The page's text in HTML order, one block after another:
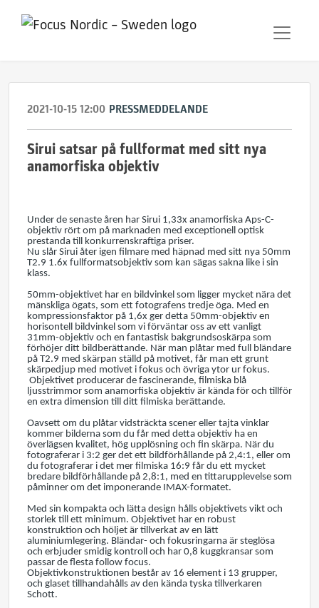
2021-10-15 12:00 PRESSMEDDELANDE
Sirui satsar på fullformat med sitt nya
anamorfiska objektiv
Under de senaste åren har Sirui 1,33x anamorfiska Aps-C-
objektiv rört om på marknaden med exceptionell optisk
prestanda till konkurrenskraftiga priser.
Nu slår Sirui åter igen filmare med häpnad med sitt nya 50mm
T2.9 1.6x fullformatsobjektiv som kan sägas sakna like i sin
klass.
50mm-objektivet har en bildvinkel som ligger mycket nära det
mänskliga ögats, som ett fotografens tredje öga. Med en
kompressionsfaktor på 1,6x ger detta 50mm-objektiv en
horisontell bildvinkel som vi förväntar oss av ett vanligt
31mm-objektiv och en fantastisk bakgrundsoskärpa som
förhöjer ditt bildberättande. När man plåtar med full bländare
på T2.9 med skärpan ställd på motivet, får man ett grunt
skärpedjup med motivet i fokus och övriga ytor ur fokus.
Objektivet producerar de fascinerande, filmiska blå
ljusstrimmor som anamorfiska objektiv är kända för och tillför
en extra dimension till ditt filmiska berättande.
Oavsett om du plåtar vidsträckta scener eller tajta vinklar
kommer bilderna som du får med detta objektiv ha en
överlägsen kvalitet, hög upplösning och fin skärpa. När du
fotograferar i 3:2 ger det ett bildförhållande på 2,4:1, eller om
du fotograferar i det mer filmiska 16:9 får du ett mycket
bredare bildförhållande på 2,8:1, med en tittarupplevelse som
påminner om det imponerande IMAX-formatet.
Med sin kompakta och lätta design hålls objektivets vikt och
storlek till ett minimum. Objektivet har en robust
konstruktion och höljet är tillverkat av en lätt
aluminiumlegering. Bländar- och fokusringarna är steglösa
och erbjuder smidig kontroll och har 0,8 kuggkransar som
passar de flesta follow focus.
Objektivkonstruktionen består av 16 element i 13 grupper,
och glaset tillhandahålls av den kända tyska tillverkaren
Schott.